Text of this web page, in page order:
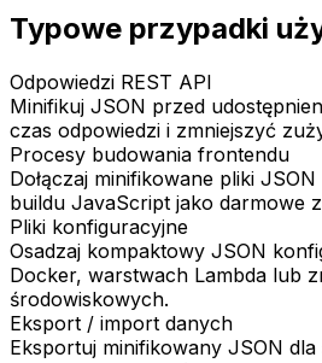
Typowe przypadki
Odpowiedzi REST API
Minifikuj JSON przed
czas odpowiedzi i zmniejszyć
Procesy budowania frontendu
Dołączaj minifikowane pliki
buildu JavaScript jako darmowe
Pliki konfiguracyjne
Osadzaj kompaktowy JSON
Docker, warstwach Lambda lub
środowiskowych.
Eksport / import danych
Eksportuj minifikowany JSON